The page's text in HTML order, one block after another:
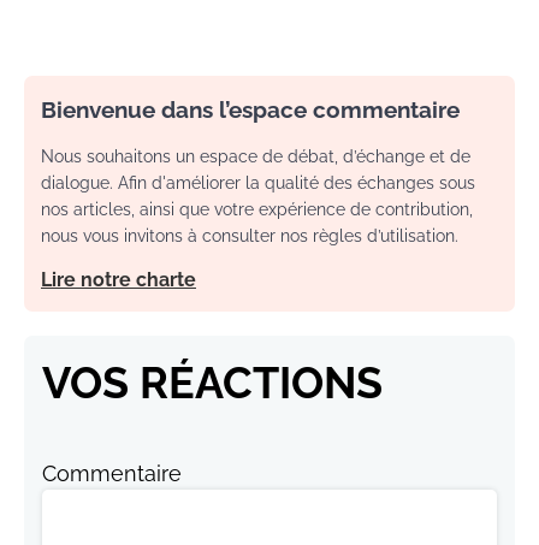
Bienvenue dans l’espace commentaire
Nous souhaitons un espace de débat, d’échange et de
dialogue. Afin d'améliorer la qualité des échanges sous
nos articles, ainsi que votre expérience de contribution,
nous vous invitons à consulter nos règles d’utilisation.
Lire notre charte
VOS RÉACTIONS
Commentaire